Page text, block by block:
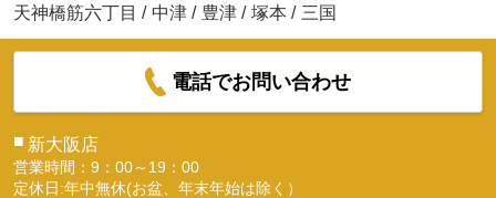
天神橋筋六丁目 / 中津 / 豊津 / 塚本 / 三国
電話でお問い合わせ
■ 新大阪店
営業時間：9：00～19：00
定休日:年中無休(お盆、年末年始は除く）